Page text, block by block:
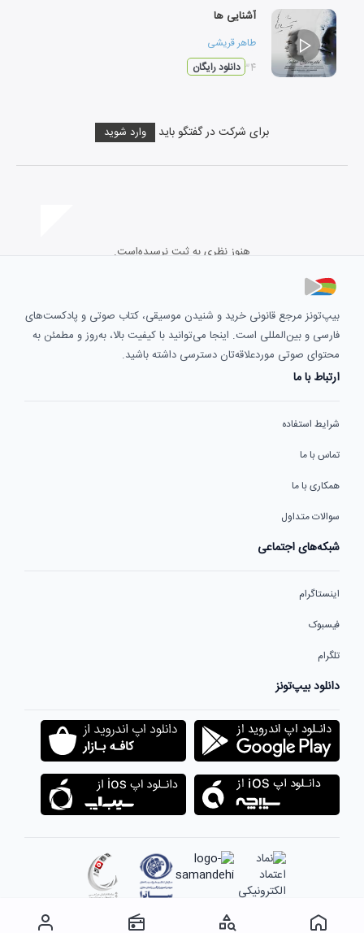
آشنایی ها
طاهر قریشی
۰۴:۳۴دانلود رایگان
برای شرکت در گفتگو باید وارد شوید
هنوز نظری به ثبت نرسیده‌است.
بیپ‌تونز مرجع قانونی خرید و شنیدن موسیقی، کتاب صوتی و پادکست‌های
فارسی و بین‌المللی است. اینجا می‌توانید با کیفیت بالا، به‌روز و مطمئن به
محتوای صوتی موردعلاقه‌تان دسترسی داشته باشید.
ارتباط با ما
شرایط استفاده
تماس با ما
همکاری با ما
سوالات متداول
شبکه‌های اجتماعی
اینستاگرام
فیسبوک
تلگرام
دانلود بیپ‌تونز